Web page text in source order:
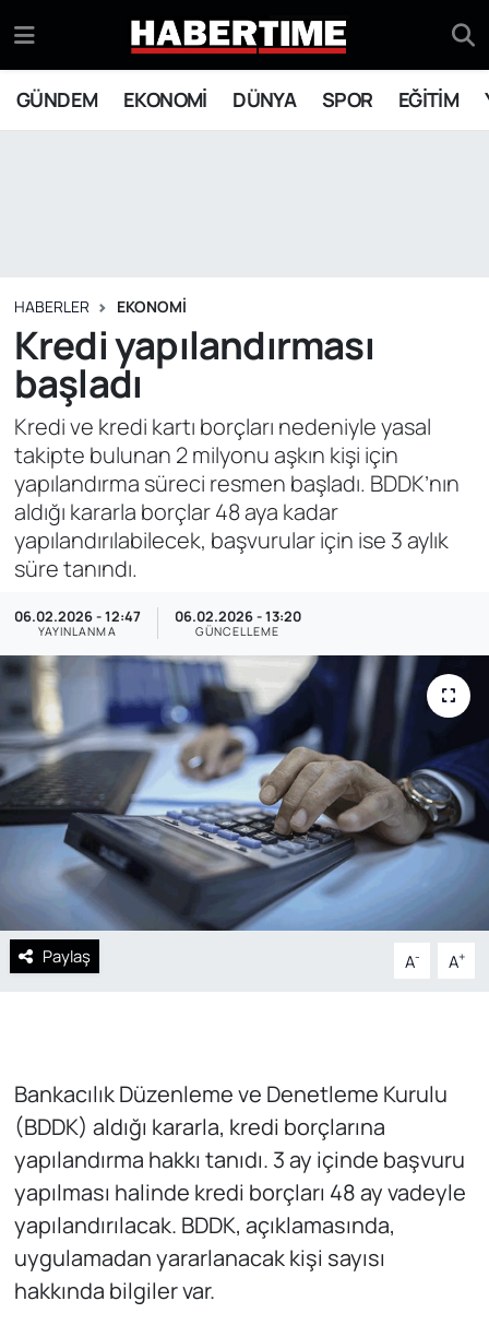
GÜNDEM EKONOMİ DÜNYA SPOR EĞİTİM
HABERLER EKONOMİ
Kredi yapılandırması
başladı
Kredi ve kredi kartı borçları nedeniyle yasal
takipte bulunan 2 milyonu aşkın kişi için
yapılandırma süreci resmen başladı. BDDK’nın
aldığı kararla borçlar 48 aya kadar
yapılandırılabilecek, başvurular için ise 3 aylık
süre tanındı.
06.02.2026 - 12:47
YAYINLANMA
06.02.2026 - 13:20
GÜNCELLEME
Paylaş A- A+
Bankacılık Düzenleme ve Denetleme Kurulu
(BDDK) aldığı kararla, kredi borçlarına
yapılandırma hakkı tanıdı. 3 ay içinde başvuru
yapılması halinde kredi borçları 48 ay vadeyle
yapılandırılacak. BDDK, açıklamasında,
uygulamadan yararlanacak kişi sayısı
hakkında bilgiler var.
EKONOMİ
EĞİTİM
YAŞAM
SİYASET
ASAYİŞ
SAĞLIK
Eskişehir Nöbetçi Eczaneler
Eskişehir Hava Durumu
Süper Lig Puan Durumu ve Fikstür
Tüm Manşetler
Son Dakika Haberleri
Haber Arşivi